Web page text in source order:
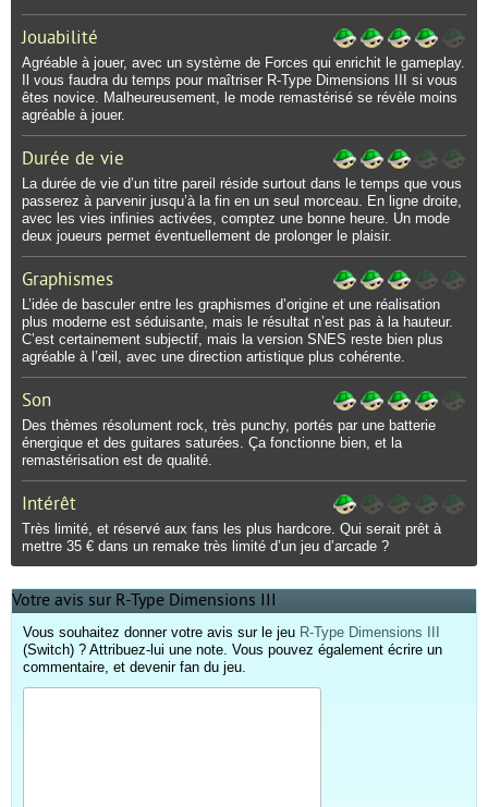
Jouabilité
Agréable à jouer, avec un système de Forces qui enrichit le gameplay.
Il vous faudra du temps pour maîtriser R-Type Dimensions III si vous
êtes novice. Malheureusement, le mode remastérisé se révèle moins
agréable à jouer.
Durée de vie
La durée de vie d’un titre pareil réside surtout dans le temps que vous
passerez à parvenir jusqu’à la fin en un seul morceau. En ligne droite,
avec les vies infinies activées, comptez une bonne heure. Un mode
deux joueurs permet éventuellement de prolonger le plaisir.
Graphismes
L’idée de basculer entre les graphismes d’origine et une réalisation
plus moderne est séduisante, mais le résultat n’est pas à la hauteur.
C’est certainement subjectif, mais la version SNES reste bien plus
agréable à l’œil, avec une direction artistique plus cohérente.
Son
Des thèmes résolument rock, très punchy, portés par une batterie
énergique et des guitares saturées. Ça fonctionne bien, et la
remastérisation est de qualité.
Intérêt
Très limité, et réservé aux fans les plus hardcore. Qui serait prêt à
mettre 35 € dans un remake très limité d’un jeu d’arcade ?
Votre avis sur R-Type Dimensions III
Vous souhaitez donner votre avis sur le jeu R-Type Dimensions III
(Switch) ? Attribuez-lui une note. Vous pouvez également écrire un
commentaire, et devenir fan du jeu.